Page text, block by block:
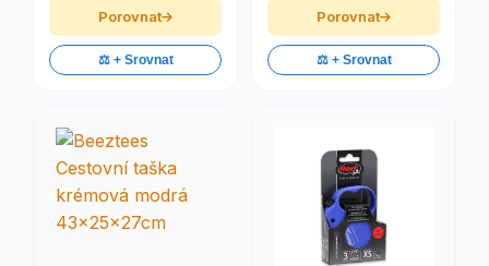
Porovnat
⚖️ + Srovnat
Porovnat
⚖️ + Srovnat